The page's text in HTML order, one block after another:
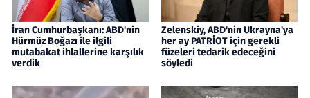
İran Cumhurbaşkanı: ABD'nin
Hürmüz Boğazı ile ilgili
mutabakat ihlallerine karşılık
verdik
Zelenskiy, ABD'nin Ukrayna'ya
her ay PATRİOT için gerekli
füzeleri tedarik edeceğini
söyledi